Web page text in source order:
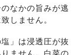
なかの旨みが逃
しません。
」は浸透圧が抜
ません。白菜の